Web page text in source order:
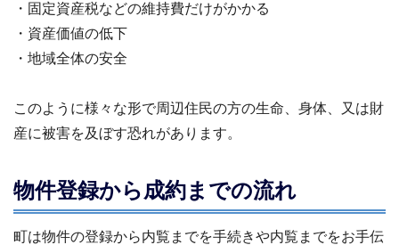
・固定資産税などの維持費だけがかかる
・資産価値の低下
・地域全体の安全
このように様々な形で周辺住民の方の生命、身体、又は財
産に被害を及ぼす恐れがあります。
物件登録から成約までの流れ
町は物件の登録から内覧までを手続きや内覧までをお手伝